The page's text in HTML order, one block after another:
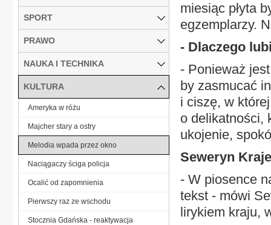
miesiąc płyta
egzemplarzy.
- Dlaczego
- Ponieważ
by zasmucać
i ciszę, w
o delikatności,
ukojenie,
Seweryn
- W piosence
tekst - mówi
lirykiem kraju,
SPORT
PRAWO
NAUKA I TECHNIKA
KULTURA
Ameryka w różu
Majcher stary a ostry
Melodia wpada przez okno
Naciągaczy ściga policja
Ocalić od zapomnienia
Pierwszy raz ze wschodu
Stocznia Gdańska - reaktywacja